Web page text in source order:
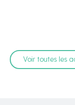
Voir toutes les